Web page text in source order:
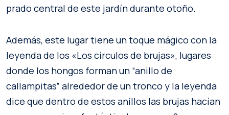
prado central de este jardín durante otoño.
Además, este lugar tiene un toque mágico con la
leyenda de los «Los círculos de brujas», lugares
donde los hongos forman un “anillo de
callampitas” alrededor de un tronco y la leyenda
dice que dentro de estos anillos las brujas hacían